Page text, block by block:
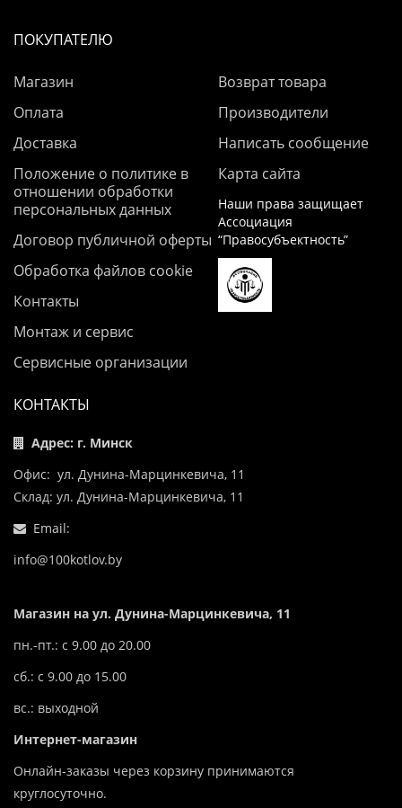
ПОКУПАТЕЛЮ
Магазин
Оплата
Доставка
Положение о политике в
отношении обработки
персональных данных
Договор публичной оферты
Обработка файлов cookie
Контакты
Монтаж и сервис
Сервисные организации
Возврат товара
Производители
Написать сообщение
Карта сайта
Наши права защищает
Ассоциация
“Правосубъектность”
КОНТАКТЫ
Адрес: г. Минск
Офис: ул. Дунина-Марцинкевича, 11
Склад: ул. Дунина-Марцинкевича, 11
Email:
info@100kotlov.by
Магазин на ул. Дунина-Марцинкевича, 11
пн.-пт.: с 9.00 до 20.00
сб.: с 9.00 до 15.00
вс.: выходной
Интернет-магазин
Онлайн-заказы через корзину принимаются
круглосуточно.